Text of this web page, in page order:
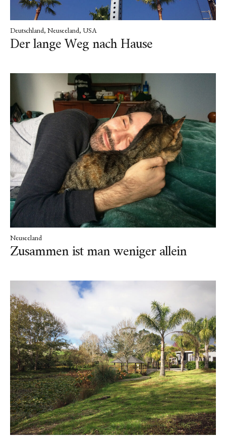
Deutschland Neuseeland USA
Der lange Weg nach Hause
Neuseeland
Zusammen ist man weniger allein